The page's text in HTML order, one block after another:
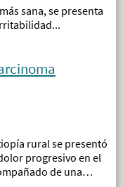
sana, se presenta
rural se presentó
progresivo en el
de una